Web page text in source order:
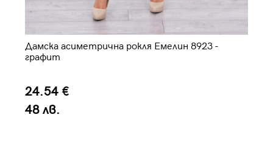
Дамска асиметрична рокля Емелин 8923 -
графит
24.54 €
48 лв.